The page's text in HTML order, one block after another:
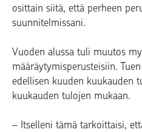
osittain siitä, että perheen
suunnitelmissani.
Vuoden alussa tuli muutos
määräytymisperusteisiin.
edellisen kuuden kuukauden
kuukauden tulojen mukaan.
– Itselleni tämä tarkoittaisi,